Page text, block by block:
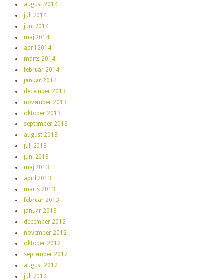
august 2014
juli 2014
juni 2014
maj 2014
april 2014
marts 2014
februar 2014
januar 2014
december 2013
november 2013
oktober 2013
september 2013
august 2013
juli 2013
juni 2013
maj 2013
april 2013
marts 2013
februar 2013
januar 2013
december 2012
november 2012
oktober 2012
september 2012
august 2012
juli 2012